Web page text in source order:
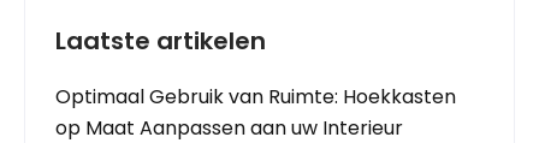
Laatste artikelen
Optimaal Gebruik van Ruimte: Hoekkasten
op Maat Aanpassen aan uw Interieur